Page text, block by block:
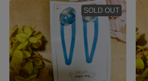
SOLD OUT